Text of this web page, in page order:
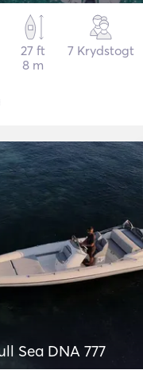
27 ft
8 m
7 Krydstogt
Sea DNA 777